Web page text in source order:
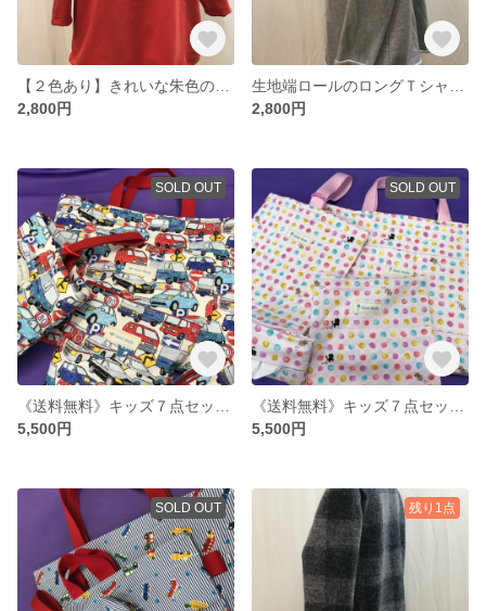
2,800円
2,800円
SOLD OUT
5,500円
SOLD OUT
5,500円
SOLD OUT 残り1点